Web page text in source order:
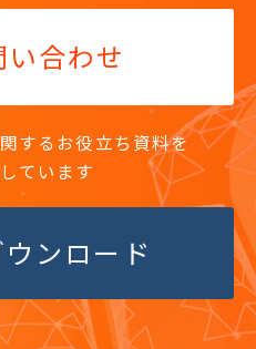
い合わせ
するお役立ち資料を
ています
ンロード